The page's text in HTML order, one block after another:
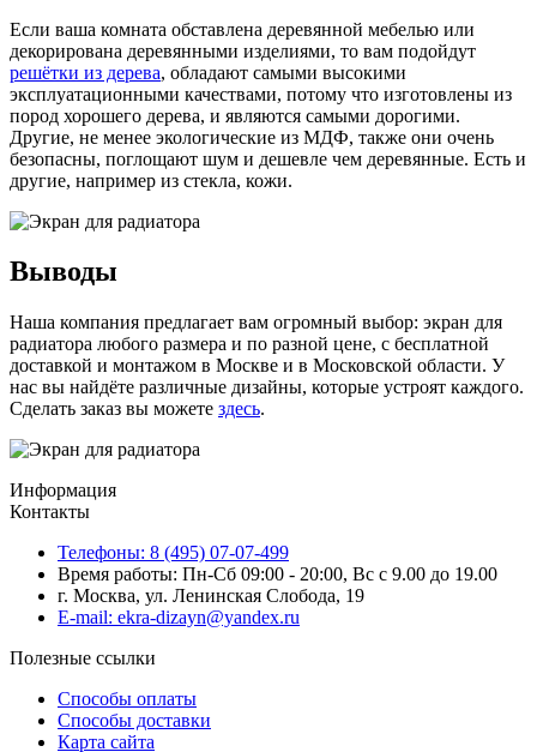
Если ваша комната обставлена деревянной мебелью или
декорирована деревянными изделиями, то вам подойдут
решётки из дерева, обладают самыми высокими
эксплуатационными качествами, потому что изготовлены из
пород хорошего дерева, и являются самыми дорогими.
Другие, не менее экологические из МДФ, также они очень
безопасны, поглощают шум и дешевле чем деревянные. Есть и
другие, например из стекла, кожи.
Выводы
Наша компания предлагает вам огромный выбор: экран для
радиатора любого размера и по разной цене, с бесплатной
доставкой и монтажом в Москве и в Московской области. У
нас вы найдёте различные дизайны, которые устроят каждого.
Сделать заказ вы можете здесь.
Информация
Контакты
Телефоны: 8 (495) 07-07-499
Время работы: Пн-Сб 09:00 - 20:00, Вс с 9.00 до 19.00
г. Москва, ул. Ленинская Слобода, 19
E-mail: ekra-dizayn@yandex.ru
Полезные ссылки
Способы оплаты
Способы доставки
Карта сайта